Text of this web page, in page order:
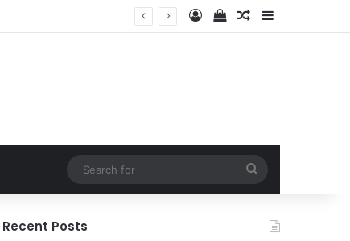
Log InView your
Random Article
Sidebar
for
Recent Posts